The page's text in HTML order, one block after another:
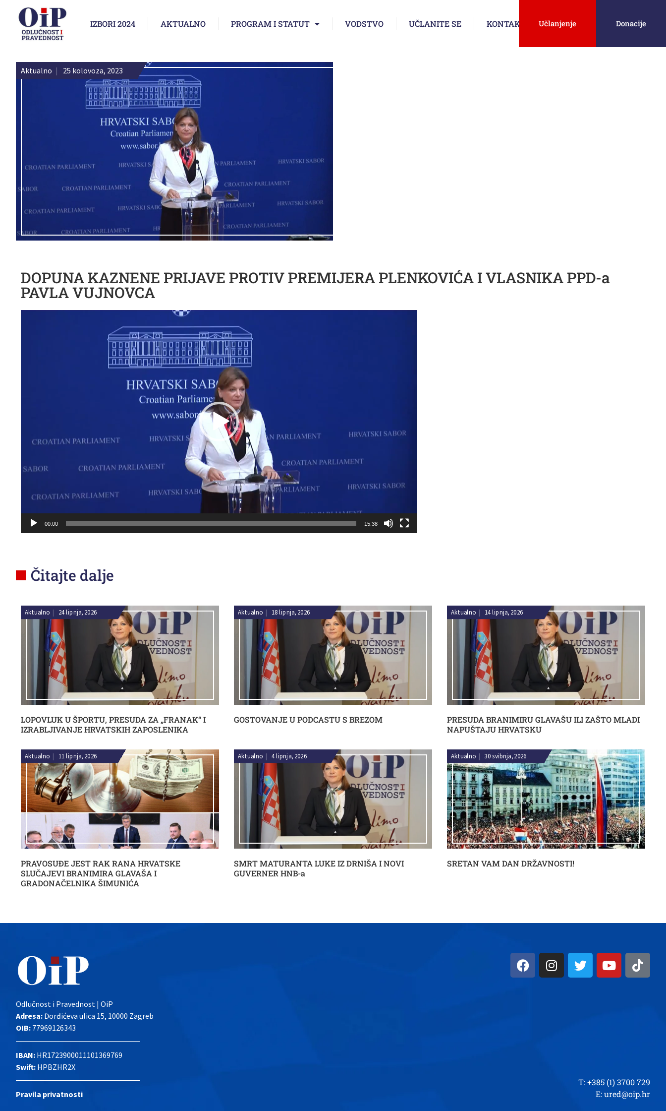
IZBORI 2024 AKTUALNO PROGRAM I STATUT VODSTVO UČLANITE SE KONTAKT Učlanjenje Donacije
Aktualno | 25 kolovoza, 2023
DOPUNA KAZNENE PRIJAVE PROTIV PREMIJERA PLENKOVIĆA I VLASNIKA PPD-a
PAVLA VUJNOVCA
00:00 15:38
Čitajte dalje
LOPOVLUK U ŠPORTU, PRESUDA ZA „FRANAK“ I
IZRABLJIVANJE HRVATSKIH ZAPOSLENIKA
Aktualno | 24 lipnja, 2026
GOSTOVANJE U PODCASTU S BREZOM
Aktualno | 18 lipnja, 2026
PRESUDA BRANIMIRU GLAVAŠU ILI ZAŠTO MLADI
NAPUŠTAJU HRVATSKU
Aktualno | 14 lipnja, 2026
PRAVOSUĐE JEST RAK RANA HRVATSKE
SLUČAJEVI BRANIMIRA GLAVAŠA I
GRADONAČELNIKA ŠIMUNIĆA
Aktualno | 11 lipnja, 2026
SMRT MATURANTA LUKE IZ DRNIŠA I NOVI
GUVERNER HNB-a
Aktualno | 4 lipnja, 2026
SRETAN VAM DAN DRŽAVNOSTI!
Aktualno | 30 svibnja, 2026
Odlučnost i Pravednost | OiP
Adresa:Đorđićeva ulica 15, 10000 Zagreb
OIB: 77969126343
IBAN: HR1723900011101369769
Swift: HPBZHR2X
Pravila privatnosti
T: +385 (1) 3700 729
E:ured@oip.hr